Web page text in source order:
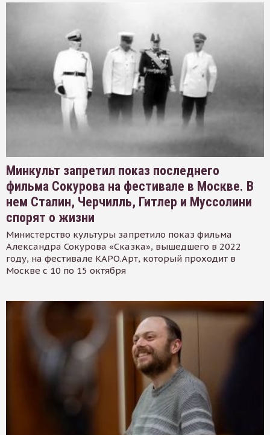
Минкульт запретил показ последнего
фильма Сокурова на фестивале в Москве. В
нем Сталин, Черчилль, Гитлер и Муссолини
спорят о жизни
Министерство культуры запретило показ фильма
Александра Сокурова «Сказка», вышедшего в 2022
году, на фестивале КАРО.Арт, который проходит в
Москве с 10 по 15 октября